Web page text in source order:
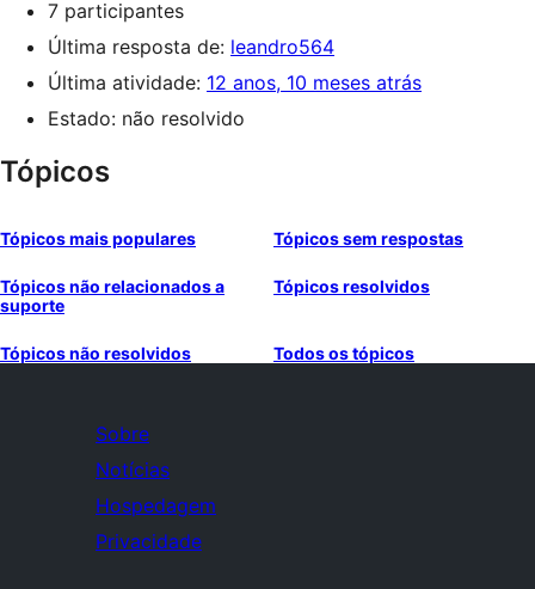
7 participantes
Última resposta de: leandro564
Última atividade: 12 anos, 10 meses atrás
Estado: não resolvido
Tópicos
Tópicos mais populares Tópicos sem respostas
Tópicos não relacionados a
suporte
Tópicos resolvidos
Tópicos não resolvidos Todos os tópicos
Sobre
Notícias
Hospedagem
Privacidade